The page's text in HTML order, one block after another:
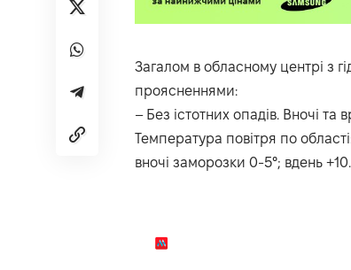
Загалом в обласному центрі з
проясненнями:
– Без істотних опадів. Вночі та
Температура повітря по
вночі заморозки 0-5°; вдень